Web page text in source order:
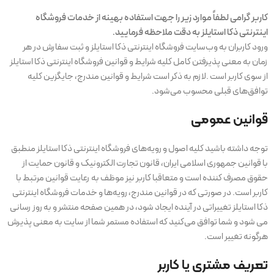
کاربر گرامی لطفاً موارد زیر را جهت استفاده بهینه از خدمات فروشگاه
اینترنتی ذکا استایلز به دقت ملاحظه فرمایید.
ورود کاربران به وب‏‌سایت فروشگاه اینترنتی ذکا استایلز و ثبت سفارش در هر
زمان به معنی پذیرفتن کامل کلیه شرایط و قوانین فروشگاه اینترنتی ذکا استایلز
از سوی کاربر است .لازم به ذکر است شرایط و قوانین مندرج، جایگزین کلیه
توافق‏‌های قبلی محسوب می‏‌شود.
قوانین عمومی
توجه داشته باشید کلیه اصول و رویه‏‌های فروشگاه اینترنتی ذکا استایلز منطبق
با قوانین جمهوری اسلامی ایران، قانون تجارت الکترونیک و قانون حمایت از
حقوق مصرف کننده است و متعاقبا کاربر نیز موظف به رعایت قوانین مرتبط با
کاربر است. در صورتی که در قوانین مندرج، رویه‏‌ها و خدمات فروشگاه اینترنتی
ذکا استایلز تغییراتی در آینده ایجاد شود، در همین صفحه منتشر و به روز رسانی
می شود و شما توافق می‏‌کنید که استفاده مستمر شما از سایت به معنی پذیرش
هرگونه تغییر است.
تعریف مشتری یا کاربر